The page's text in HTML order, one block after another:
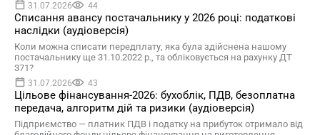
31.07.2026 44
Списання авансу постачальнику у 2026 році: податкові
наслідки (аудіоверсія)
Коли можна списати передплату, яка була здійснена нашому
постачальнику ще 31.10.2022 р., та обліковується на рахунку ДТ
371?
31.07.2026 43
Цільове фінансування-2026: бухоблік, ПДВ, безоплатна
передача, алгоритм дій та ризики (аудіоверсія)
Підприємство — платник ПДВ і податку на прибуток отримало від